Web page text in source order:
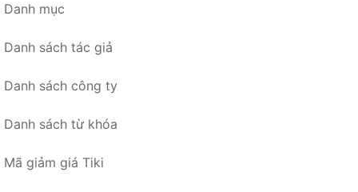
Danh mục
Danh sách tác giả
Danh sách công ty
Danh sách từ khóa
Mã giảm giá Tiki